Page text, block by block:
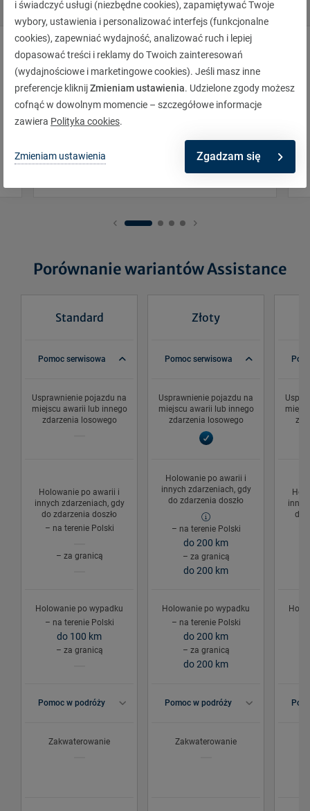
W razie uszkodzeń, zniszczeń, kradzieży.
Porównanie wariantów Assistance
Standard Złoty
Pomoc serwisowa Pomoc serwisowa
Usprawnienie pojazdu na
miejscu awarii lub innego
zdarzenia losowego
Usprawnienie pojazdu na
miejscu awarii lub innego
zdarzenia losowego
Holowanie po awarii i
innych zdarzeniach, gdy
do zdarzenia doszło
– na terenie Polski
– za granicą
Holowanie po awarii i
innych zdarzeniach, gdy
do zdarzenia doszło
– na terenie Polski
do 200 km
– za granicą
do 200 km
do
Holowanie po wypadku
– na terenie Polski
do 100 km
– za granicą
Holowanie po wypadku
– na terenie Polski
do 200 km
– za granicą
do 200 km
Pomoc w podróży Pomoc w podróży
Zakwaterowanie Zakwaterowanie
i świadczyć usługi (niezbędne cookies), zapamiętywać Twoje
wybory, ustawienia i personalizować interfejs (funkcjonalne
cookies), zapewniać wydajność, analizować ruch i lepiej
dopasować treści i reklamy do Twoich zainteresowań
(wydajnościowe i marketingowe cookies). Jeśli masz inne
preferencje kliknijZmieniam ustawienia. Udzielone zgody możesz
cofnąć w dowolnym momencie – szczegółowe informacje
zawiera Polityka cookies.
Zmieniam ustawienia Zgadzam się